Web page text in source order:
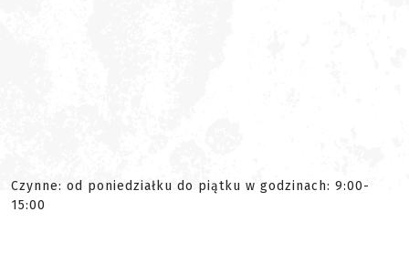
Czynne: od poniedziałku do piątku w godzinach: 9:00-
15:00